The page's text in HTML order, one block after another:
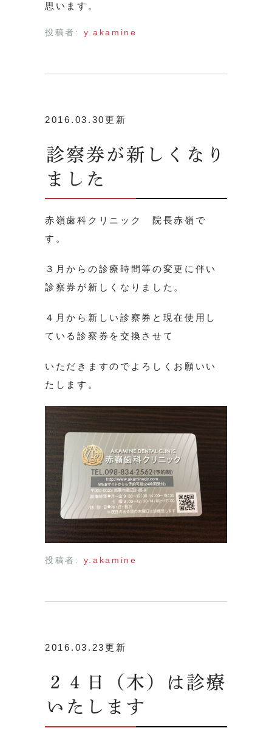
思います。
投稿者: y.akamine
2016.03.30更新
診察券が新しくなり
ました
赤嶺歯科クリニック 院長赤嶺で
す。
３月からの診療時間等の変更に伴い
診察券が新しくなりました。
４月から新しい診察券と現在使用し
ている診察券を交換させて
いただきますのでよろしくお願いい
たします。
投稿者: y.akamine
2016.03.23更新
２４日（木）は診療
いたします